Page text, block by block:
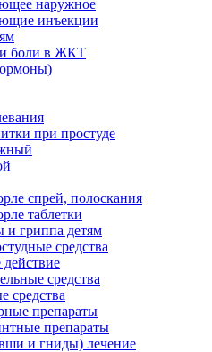
наружное
инъекции
боли в ЖКТ
при простуде
спрей, полоскания
таблетки
и гриппа детям
средства
средства
средства
препараты
препараты
и гниды) лечение